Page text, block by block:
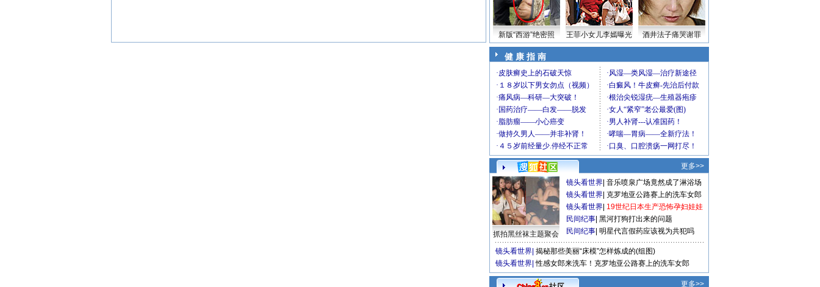
新版“西游”绝密照 王菲小女儿李嫣曝光 酒井法子痛哭谢罪
健 康 指 南
更多>>
抓拍黑丝袜主题聚会
镜头看世界 音乐喷泉广场竟然成了淋浴场
镜头看世界 克罗地亚公路赛上的洗车女郎
镜头看世界 19世纪日本生产恐怖孕妇娃娃
民间纪事 黑河打狗打出来的问题
民间纪事 明星代言假药应该视为共犯吗
镜头看世界 揭秘那些美丽“床模”怎样炼成的(组图)
镜头看世界 性感女郎来洗车！克罗地亚公路赛上的洗车女郎
更多>>